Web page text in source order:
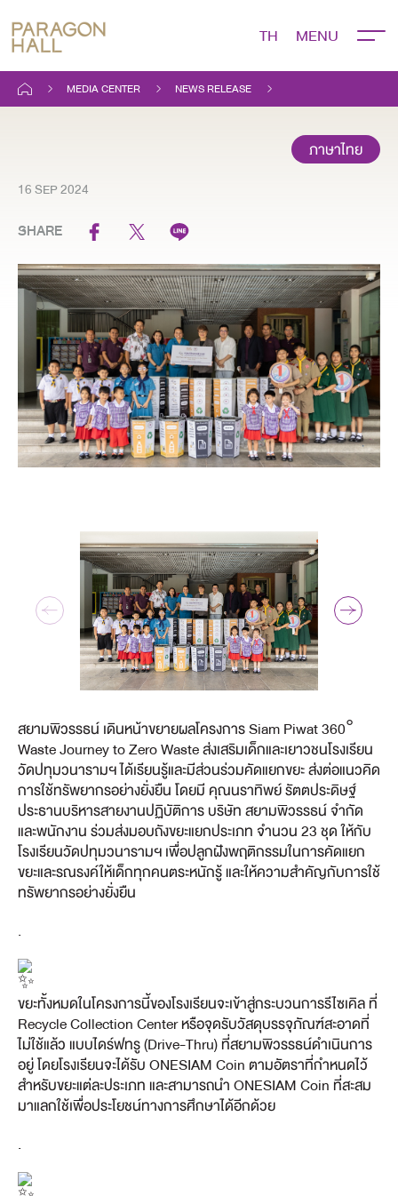
TH
MEDIA CENTER NEWS RELEASE
ภาษาไทย
16 SEP 2024
SHARE
สยามพิวรรธน์ เดินหน้าขยายผลโครงการ Siam Piwat 360°
Waste Journey to Zero Waste ส่งเสริมเด็กและเยาวชนโรงเรียน
วัดปทุมวนารามฯ ได้เรียนรู้และมีส่วนร่วมคัดแยกขยะ ส่งต่อแนวคิด
การใช้ทรัพยากรอย่างยั่งยืน โดยมี คุณนราทิพย์ รัตตประดิษฐ์
ประธานบริหารสายงานปฏิบัติการ บริษัท สยามพิวรรธน์ จำกัด
และพนักงาน ร่วมส่งมอบถังขยะแยกประเภท จำนวน 23 ชุด ให้กับ
โรงเรียนวัดปทุมวนารามฯ เพื่อปลูกฝังพฤติกรรมในการคัดแยก
ขยะและรณรงค์ให้เด็กทุกคนตระหนักรู้ และให้ความสำคัญกับการใช้
ทรัพยากรอย่างยั่งยืน
.
ขยะทั้งหมดในโครงการนี้ของโรงเรียนจะเข้าสู่กระบวนการรีไซเคิล ที่
Recycle Collection Center หรือจุดรับวัสดุบรรจุภัณฑ์สะอาดที่
ไม่ใช้แล้ว แบบไดร์ฟทรู (Drive-Thru) ที่สยามพิวรรธน์ดำเนินการ
อยู่ โดยโรงเรียนจะได้รับ ONESIAM Coin ตามอัตราที่กำหนดไว้
สำหรับขยะแต่ละประเภท และสามารถนำ ONESIAM Coin ที่สะสม
มาแลกใช้เพื่อประโยชน์ทางการศึกษาได้อีกด้วย
.